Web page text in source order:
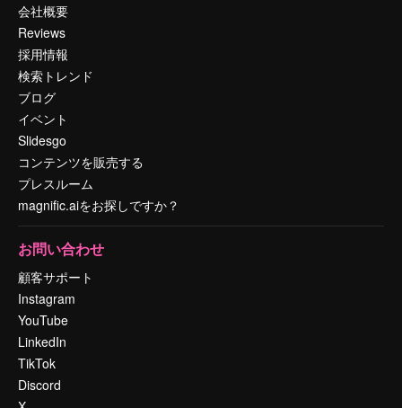
会社概要
Reviews
採用情報
検索トレンド
ブログ
イベント
Slidesgo
コンテンツを販売する
プレスルーム
magnific.aiをお探しですか？
お問い合わせ
顧客サポート
Instagram
YouTube
LinkedIn
TikTok
Discord